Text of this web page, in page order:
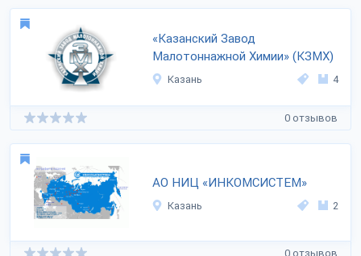
«Казанский Завод
Малотоннажной Химии» (КЗМХ)
Казань 4
0 отзывов
АО НИЦ «ИНКОМСИСТЕМ»
Казань 2
0 отзывов